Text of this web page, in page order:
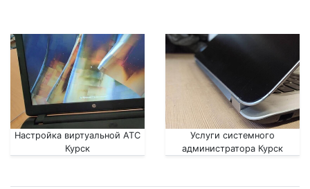
Настройка виртуальной АТС
Курск
Услуги системного
администратора Курск